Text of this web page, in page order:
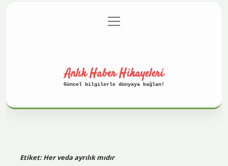
Gizlilik Politikası
menüyü
aç
Anlık Haber Hikayeleri
Güncel bilgilerle dünyaya bağlan!
Etiket:Her veda ayrılık mıdır